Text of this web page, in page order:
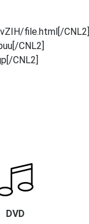
file.html[/CNL2]
CNL2]
CNL2]
DVD